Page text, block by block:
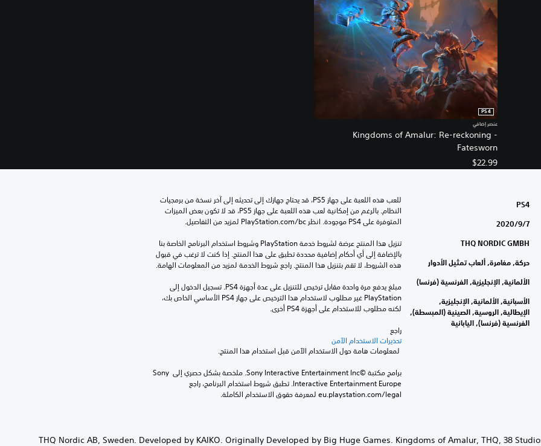
Kingdoms of Amalur: Re-reckoning -
Fatesworn
PS4
عنصر إضافي
$22.99
PS4
7‏/9‏/2020
THQ NORDIC GMBH
حركة, مغامرة, ألعاب تمثيل الأدوار
الألمانية, الإنجليزية, الفرنسية (فرنسا)
الأسبانية, الألمانية, الإنجليزية,
الإيطالية, الروسية, الصينية (المبسطة),
الفرنسية (فرنسا), اليابانية
للعب هذه اللعبة على جهاز PS5، قد يحتاج جهازك إلى تحديثه إلى آخر نسخة من برمجيات
النظام. بالرغم من إمكانية لعب هذه اللعبة على جهاز PS5، قد لا تكون بعض الميزات
المتوفرة على PS4 موجودة. انظر ‎PlayStation.com/bc لمزيد من التفاصيل.
بالإضافة إلى أي أحكام إضافية محددة تطبق على هذا المنتج. إذا كنت لا ترغب في قبول
هذه الشروط، لا تقم بتنزيل هذا المنتج. راجع شروط الخدمة لمزيد من المعلومات الهامة.
مبلغ يدفع مرة واحدة مقابل ترخيص للتنزيل على عدة أجهزة PS4. تسجيل الدخول إلى
لكنه مطلوب للاستخدام على أجهزة PS4 أخرى.
راجع
تحذيرات الاستخدام الآمن
برامج مكتبة ©Sony Interactive Entertainment Inc. ملخصة بشكل حصري إلى Sony
eu.playstation.com/legal لمعرفة حقوق الاستخدام الكاملة.
© 2020 THQ Nordic AB, Sweden. Developed by KAIKO. Originally Developed by Big Huge Games. Kingdoms of Amalur, THQ, 38